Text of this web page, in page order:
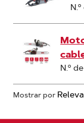
N.º
Mostrar por